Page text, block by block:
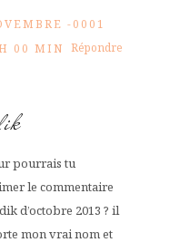
-0001
00 MIN Répondre
pourrais tu
le commentaire
d’octobre 2013 ? il
mon vrai nom et